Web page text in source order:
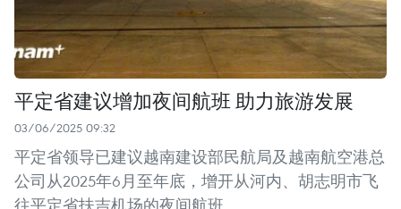
平定省建议增加夜间航班 助力旅游发展
03/06/2025 09:32
平定省领导已建议越南建设部民航局及越南航空港总
公司从2025年6月至年底，增开从河内、胡志明市飞
往平定省扶吉机场的夜间航班。